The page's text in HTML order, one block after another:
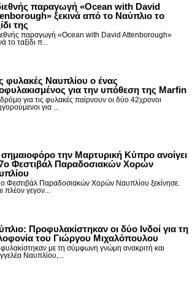
παραγωγή «Ocean with David
ξεκινά από το Ναύπλιο το
της
παραγωγή «Ocean with David Attenborough»
το ταξίδι π...
φυλακές Ναυπλίου ο ένας
για την υπόθεση της Marfin
για τις φυλακές παίρνουν οι δύο 42χρονοι
για ...
την Μαρτυρική Κύπρο ανοίγει
Φεστιβάλ Παραδοσιακών Χορών
Φεστιβάλ Παραδοσιακών Χορών Ναυπλίου ξεκίνησε.
πλέον γεγον...
Προφυλακίστηκαν οι δύο Ινδοί για τη
του Γιώργου Μιχαλόπουλου
με τη σύμφωνη γνώμη ανακριτή και
Ναυπλίου,...